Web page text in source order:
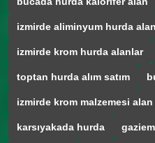
izmirde aliminyum hurda alan
izmirde krom hurda alanlar
toptan hurda alım satım
izmirde krom malzemesi alan
karsıyakada hurda